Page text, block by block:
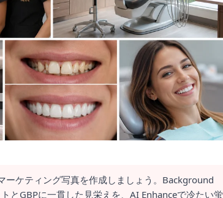
ーケティング写真を作成しましょう。Background
とGBPに一貫した見栄えを、AI Enhanceで冷たい蛍